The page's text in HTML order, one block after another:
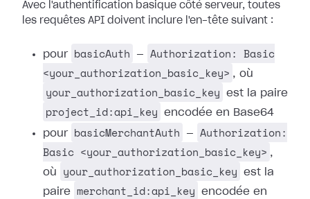
Avec l'authentification basique côté serveur, toutes
les requêtes API doivent inclure l'en-tête suivant :
pour basicAuth —
Authorization: Basic
<your_authorization_basic_key> , où
your_authorization_basic_key est la paire
project_id:api_key
encodée en Base64
pour basicMerchantAuth —
Authorization:
Basic <your_authorization_basic_key> ,
où
your_authorization_basic_key
est la
paire merchant_id:api_key
encodée en